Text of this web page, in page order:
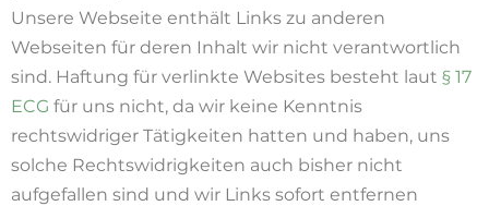
Unsere Webseite enthält Links zu anderen
Webseiten für deren Inhalt wir nicht verantwortlich
sind. Haftung für verlinkte Websites besteht laut § 17
ECG für uns nicht, da wir keine Kenntnis
rechtswidriger Tätigkeiten hatten und haben, uns
solche Rechtswidrigkeiten auch bisher nicht
aufgefallen sind und wir Links sofort entfernen